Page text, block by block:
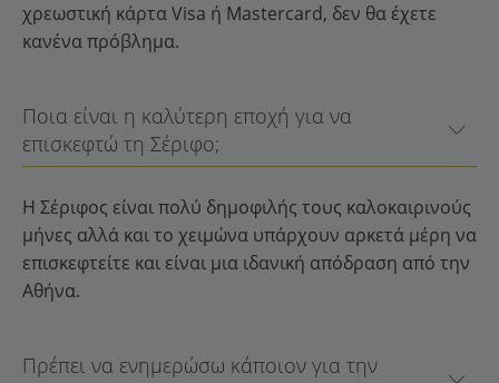
χρεωστική κάρτα Visa ή Mastercard, δεν θα έχετε
κανένα πρόβλημα.
Ποια είναι η καλύτερη εποχή για να
επισκεφτώ τη Σέριφο;
Η Σέριφος είναι πολύ δημοφιλής τους καλοκαιρινούς
μήνες αλλά και το χειμώνα υπάρχουν αρκετά μέρη να
επισκεφτείτε και είναι μια ιδανική απόδραση από την
Αθήνα.
Πρέπει να ενημερώσω κάποιον για την